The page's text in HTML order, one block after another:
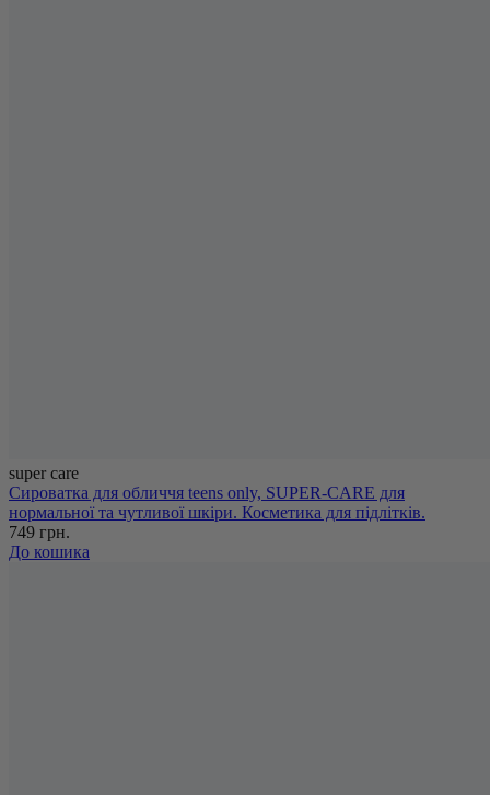
super care
Сироватка для обличчя teens only, SUPER-CARE для
нормальної та чутливої шкіри. Косметика для підлітків.
749 грн.
До кошика